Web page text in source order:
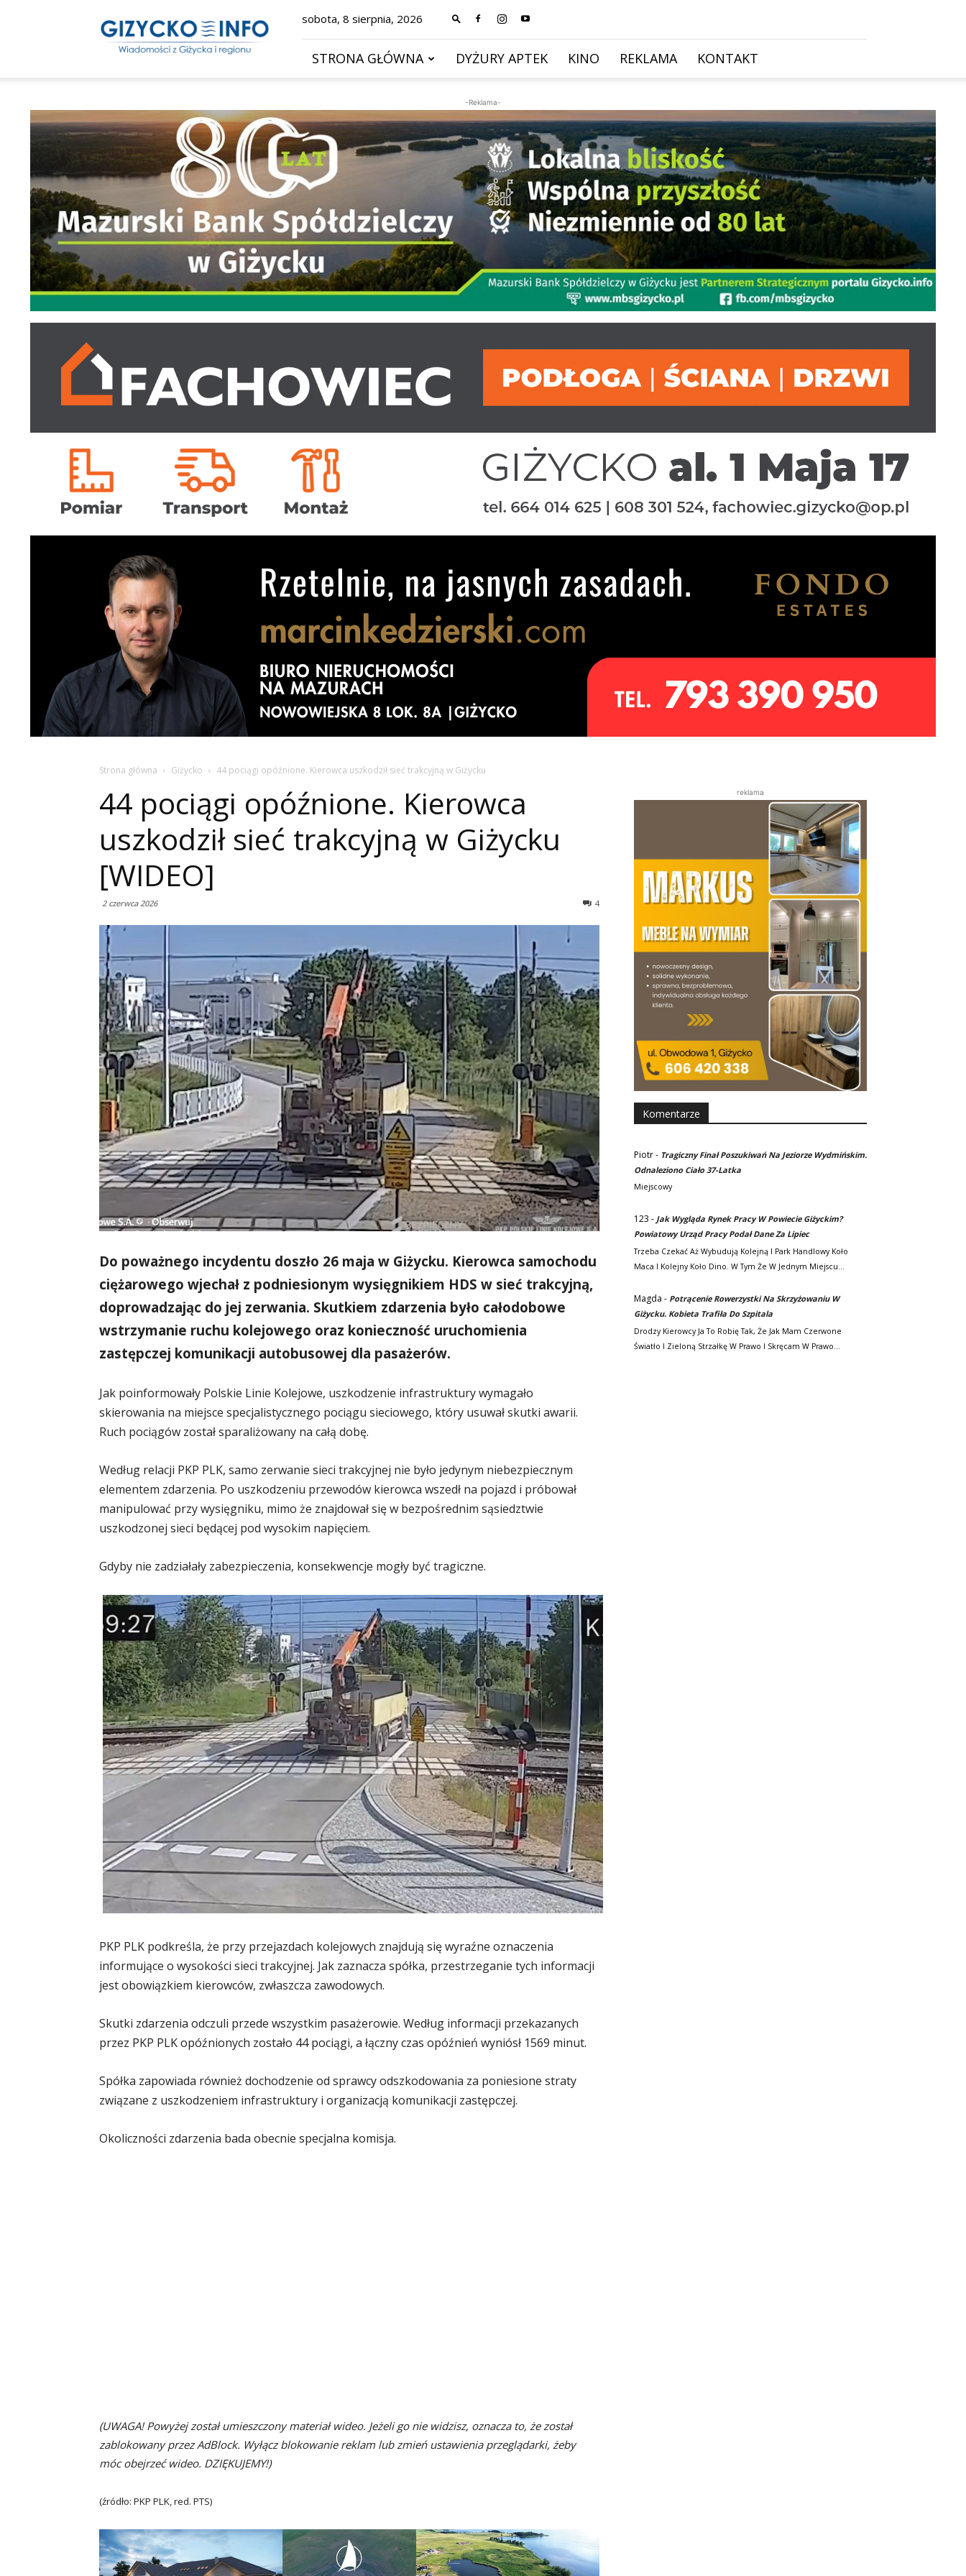
–
wiadomości
sobota, 8 sierpnia, 2026
STRONA GŁÓWNA DYŻURY APTEK KINO REKLAMA KONTAKT
-Reklama-
Strona główna Giżycko 44 pociągi opóźnione. Kierowca uszkodził sieć trakcyjną w Giżycku
44 pociągi opóźnione. Kierowca
uszkodził sieć trakcyjną w Giżycku
[WIDEO]
2 czerwca 2026 4
Do poważnego incydentu doszło 26 maja w Giżycku. Kierowca samochodu
ciężarowego wjechał z podniesionym wysięgnikiem HDS w sieć trakcyjną,
doprowadzając do jej zerwania. Skutkiem zdarzenia było całodobowe
wstrzymanie ruchu kolejowego oraz konieczność uruchomienia
zastępczej komunikacji autobusowej dla pasażerów.
Jak poinformowały Polskie Linie Kolejowe, uszkodzenie infrastruktury wymagało
skierowania na miejsce specjalistycznego pociągu sieciowego, który usuwał skutki awarii.
Ruch pociągów został sparaliżowany na całą dobę.
Według relacji PKP PLK, samo zerwanie sieci trakcyjnej nie było jedynym niebezpiecznym
elementem zdarzenia. Po uszkodzeniu przewodów kierowca wszedł na pojazd i próbował
manipulować przy wysięgniku, mimo że znajdował się w bezpośrednim sąsiedztwie
uszkodzonej sieci będącej pod wysokim napięciem.
Gdyby nie zadziałały zabezpieczenia, konsekwencje mogły być tragiczne.
PKP PLK podkreśla, że przy przejazdach kolejowych znajdują się wyraźne oznaczenia
informujące o wysokości sieci trakcyjnej. Jak zaznacza spółka, przestrzeganie tych informacji
jest obowiązkiem kierowców, zwłaszcza zawodowych.
Skutki zdarzenia odczuli przede wszystkim pasażerowie. Według informacji przekazanych
przez PKP PLK opóźnionych zostało 44 pociągi, a łączny czas opóźnień wyniósł 1569 minut.
Spółka zapowiada również dochodzenie od sprawcy odszkodowania za poniesione straty
związane z uszkodzeniem infrastruktury i organizacją komunikacji zastępczej.
Okoliczności zdarzenia bada obecnie specjalna komisja.
(UWAGA! Powyżej został umieszczony materiał wideo. Jeżeli go nie widzisz, oznacza to, że został
zablokowany przez AdBlock. Wyłącz blokowanie reklam lub zmień ustawienia przeglądarki, żeby
móc obejrzeć wideo. DZIĘKUJEMY!)
(źródło: PKP PLK, red. PTS)
reklama
Komentarze
Piotr- Tragiczny Finał Poszukiwań Na Jeziorze Wydmińskim.
Odnaleziono Ciało 37-Latka
Miejscowy
123 - Jak Wygląda Rynek Pracy W Powiecie Giżyckim?
Powiatowy Urząd Pracy Podał Dane Za Lipiec
Trzeba Czekać Aż Wybudują Kolejną I Park Handlowy Koło
Maca I Kolejny Koło Dino. W Tym Że W Jednym Miejscu…
Magda - Potrącenie Rowerzystki Na Skrzyżowaniu W
Giżycku. Kobieta Trafiła Do Szpitala
Drodzy Kierowcy Ja To Robię Tak, Że Jak Mam Czerwone
Światło I Zieloną Strzałkę W Prawo I Skręcam W Prawo…